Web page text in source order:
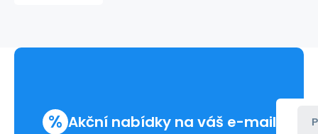
% Akční nabídky na váš e-mail